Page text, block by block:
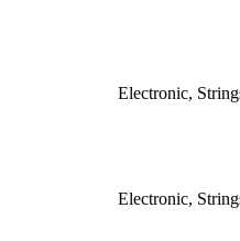
Electronic,
Electronic,